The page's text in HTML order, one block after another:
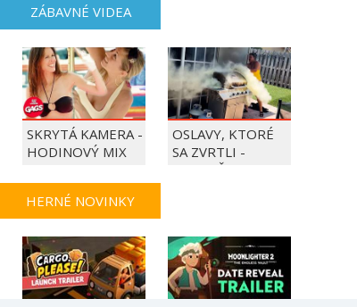
ZÁBAVNÉ VIDEA
SKRYTÁ KAMERA -
HODINOVÝ MIX
OSLAVY, KTORÉ
SA ZVRTLI -
NAJLEPŠIE
HERNÉ NOVINKY